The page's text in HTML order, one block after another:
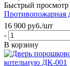
Быстрый просмотр
Противопожарная
16 900 руб./шт
-
В корзину